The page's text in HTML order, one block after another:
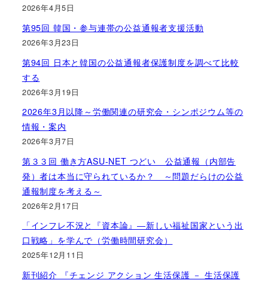
2026年4月5日
第95回 韓国・参与連帯の公益通報者支援活動
2026年3月23日
第94回 日本と韓国の公益通報者保護制度を調べて比較
する
2026年3月19日
2026年3月以降～労働関連の研究会・シンポジウム等の
情報・案内
2026年3月7日
第３３回 働き方ASU-NET つどい 公益通報（内部告
発）者は本当に守られているか？ ～問題だらけの公益
通報制度を考える～
2026年2月17日
「インフレ不況と『資本論』―新しい福祉国家という出
口戦略」を学んで（労働時間研究会）
2025年12月11日
新刊紹介 『チェンジ アクション 生活保護 － 生活保護